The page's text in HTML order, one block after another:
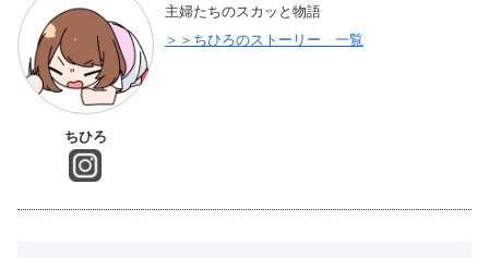
ちひろ
主婦たちのスカッと物語
＞＞ちひろのストーリー 一覧